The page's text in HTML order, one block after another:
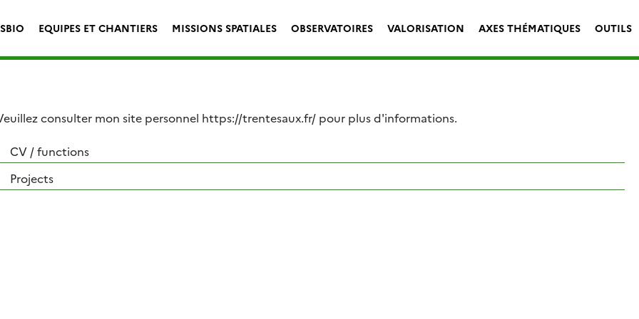
EQUIPES ET CHANTIERS MISSIONS SPATIALES OBSERVATOIRES VALORISATION AXES THÉMATIQUES OUTILS
consulter mon site personnel https://trentesaux.fr/ pour plus d'informations.
CV / functions
Projects